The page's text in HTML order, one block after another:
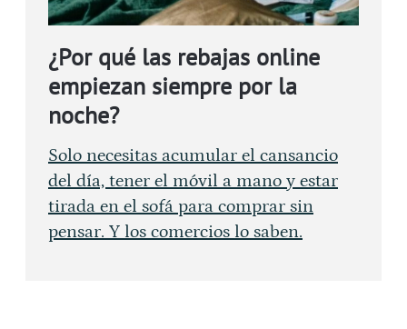
¿Por qué las rebajas online
empiezan siempre por la
noche?
Solo necesitas acumular el cansancio
del día, tener el móvil a mano y estar
tirada en el sofá para comprar sin
pensar. Y los comercios lo saben.